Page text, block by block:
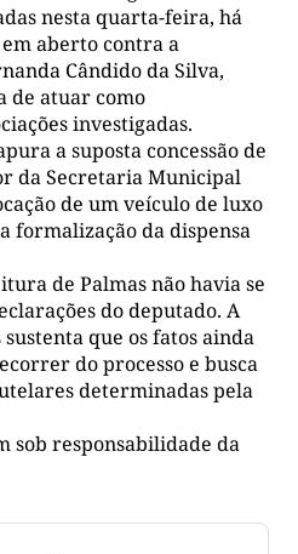
nesta quarta-feira, há
aberto contra a
Cândido da Silva,
de atuar como
investigadas.
a suposta concessão de
da Secretaria Municipal
de um veículo de luxo
formalização da dispensa
de Palmas não havia se
do deputado. A
que os fatos ainda
do processo e busca
determinadas pela
sob responsabilidade da